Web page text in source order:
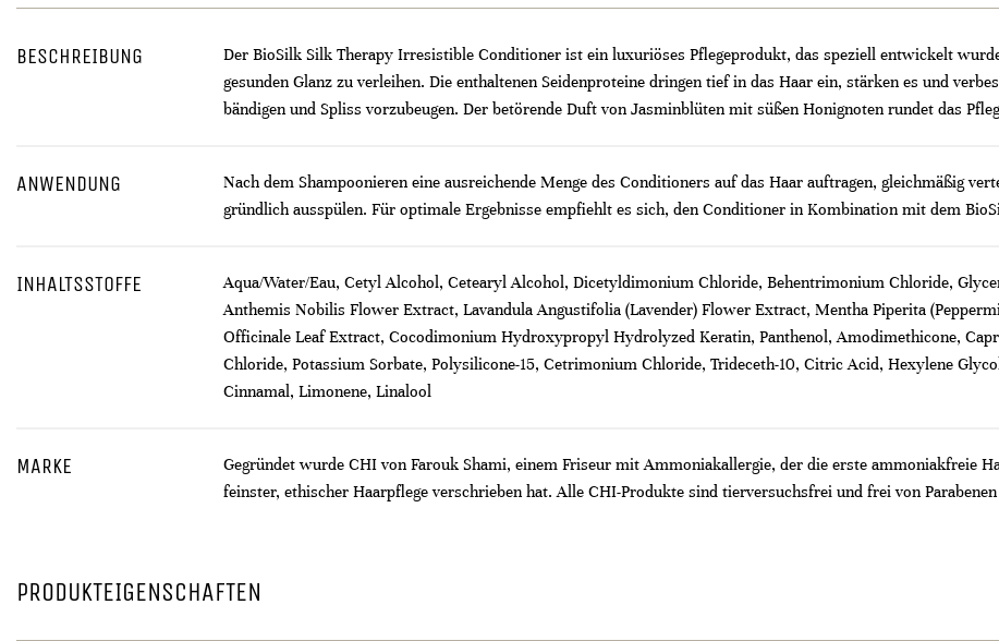
BESCHREIBUNG
Der BioSilk Silk Therapy Irresistible Conditioner ist ein luxuriöses Pflegeprodukt, das speziell entwickelt
gesunden Glanz zu verleihen. Die enthaltenen Seidenproteine dringen tief in das Haar ein, stärken es und
bändigen und Spliss vorzubeugen. Der betörende Duft von Jasminblüten mit süßen Honignoten rundet das
ANWENDUNG
Nach dem Shampoonieren eine ausreichende Menge des Conditioners auf das Haar auftragen, gleichmäßig
gründlich ausspülen. Für optimale Ergebnisse empfiehlt es sich, den Conditioner in Kombination mit dem
INHALTSSTOFFE
Aqua/Water/Eau, Cetyl Alcohol, Cetearyl Alcohol, Dicetyldimonium Chloride, Behentrimonium Chloride,
Anthemis Nobilis Flower Extract, Lavandula Angustifolia (Lavender) Flower Extract, Mentha Piperita
Officinale Leaf Extract, Cocodimonium Hydroxypropyl Hydrolyzed Keratin, Panthenol, Amodimethicone,
Chloride, Potassium Sorbate, Polysilicone-15, Cetrimonium Chloride, Trideceth-10, Citric Acid, Hexylene
Cinnamal, Limonene, Linalool
MARKE
Gegründet wurde CHI von Farouk Shami, einem Friseur mit Ammoniakallergie, der die erste ammoniakfreie
feinster, ethischer Haarpflege verschrieben hat. Alle CHI-Produkte sind tierversuchsfrei und frei von
PRODUKTEIGENSCHAFTEN